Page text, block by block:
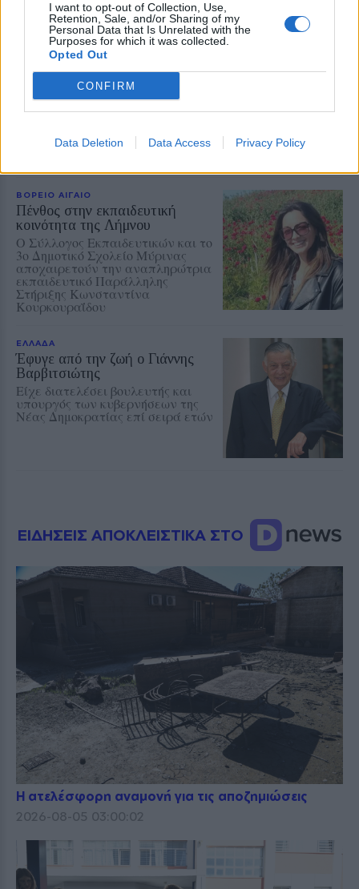
I want to opt-out of Collection, Use,
Retention, Sale, and/or Sharing of my
Personal Data that Is Unrelated with the
Purposes for which it was collected.
Opted Out
CONFIRM
Data Deletion Data Access Privacy Policy
ΒΟΡΕΙΟ ΑΙΓΑΙΟ
Επτά υδροφόρες και έξι ομάδες
στην πυρκαγιά του Πλωμαρίου
Η Πολιτική Προστασία της
Περιφέρειας Βορείου Αιγαίου
επιχείρηση
ΒΟΡΕΙΟ ΑΙΓΑΙΟ
Πένθος στην εκπαιδευτική
κοινότητα της Λήμνου
Ο Σύλλογος Εκπαιδευτικών και το
3ο Δημοτικό Σχολείο Μύρινας
αποχαιρετούν την αναπληρώτρια
εκπαιδευτικό Παράλληλης
Στήριξης Κωνσταντίνα
Κουρκουραΐδου
ΕΛΛΑΔΑ
Έφυγε από την ζωή ο Γιάννης
Βαρβιτσιώτης
Είχε διατελέσει βουλευτής και
υπουργός των κυβερνήσεων της
Νέας Δημοκρατίας επί σειρά ετών
ΕΙΔΗΣΕΙΣ ΑΠΟΚΛΕΙΣΤΙΚΑ ΣΤΟ
Η ατελέσφορη αναμονή για τις αποζημιώσεις
2026-08-05 03:00:02